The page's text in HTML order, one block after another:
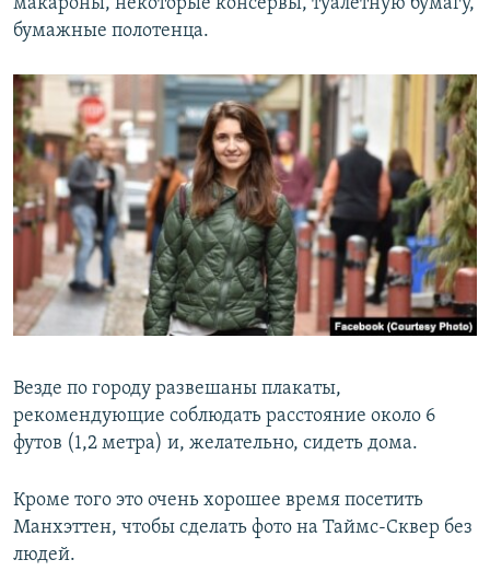
макароны, некоторые консервы, туалетную бумагу,
бумажные полотенца.
Везде по городу развешаны плакаты,
рекомендующие соблюдать расстояние около 6
футов (1,2 метра) и, желательно, сидеть дома.
Кроме того это очень хорошее время посетить
Манхэттен, чтобы сделать фото на Таймс-Сквер без
людей.